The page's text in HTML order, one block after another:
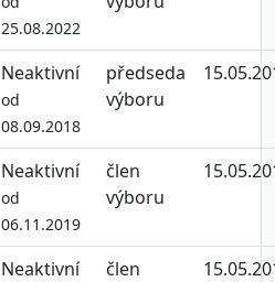
25.08.2022
Neaktivní
od
08.09.2018
předseda
výboru
Neaktivní
od
06.11.2019
člen
výboru
Neaktivní
člen